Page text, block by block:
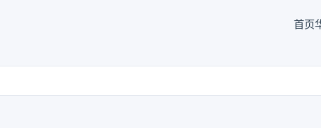
首页